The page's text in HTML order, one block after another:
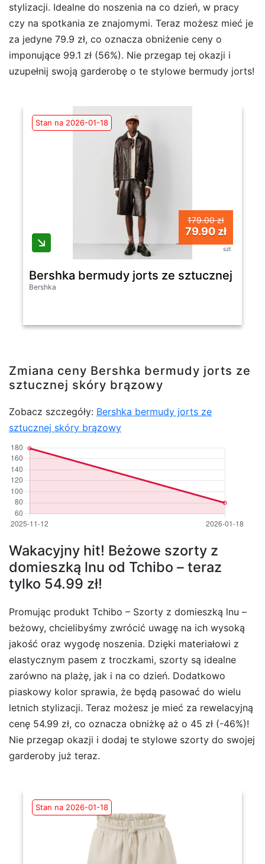
stylizacji. Idealne do noszenia na co dzień, w pracy
czy na spotkania ze znajomymi. Teraz możesz mieć je
za jedyne 79.9 zł, co oznacza obniżenie ceny o
imponujące 99.1 zł (56%). Nie przegap tej okazji i
uzupełnij swoją garderobę o te stylowe bermudy jorts!
Stan na 2026-01-18
179.00 zł
79.90 zł
szt
Bershka bermudy jorts ze sztucznej
Bershka
Zmiana ceny Bershka bermudy jorts ze
sztucznej skóry brązowy
Zobacz szczegóły: Bershka bermudy jorts ze
sztucznej skóry brązowy
Wakacyjny hit! Beżowe szorty z
domieszką lnu od Tchibo – teraz
tylko 54.99 zł!
Promując produkt Tchibo – Szorty z domieszką lnu –
beżowy, chcielibyśmy zwrócić uwagę na ich wysoką
jakość oraz wygodę noszenia. Dzięki materiałowi z
elastycznym pasem z troczkami, szorty są idealne
zarówno na plażę, jak i na co dzień. Dodatkowo
piaskowy kolor sprawia, że będą pasować do wielu
letnich stylizacji. Teraz możesz je mieć za rewelacyjną
cenę 54.99 zł, co oznacza obniżkę aż o 45 zł (-46%)!
Nie przegap okazji i dodaj te stylowe szorty do swojej
garderoby już teraz.
Stan na 2026-01-18